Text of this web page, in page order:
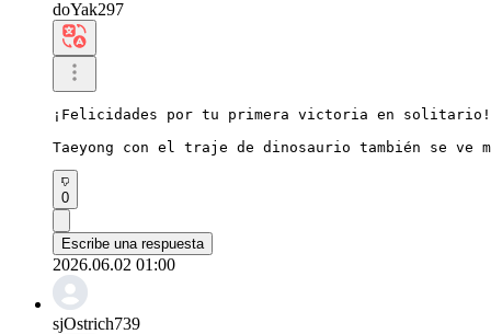
doYak297
¡Felicidades por tu primera victoria en solitario!
Taeyong con el traje de dinosaurio también se ve
0
Escribe una respuesta
2026.06.02 01:00
sjOstrich739